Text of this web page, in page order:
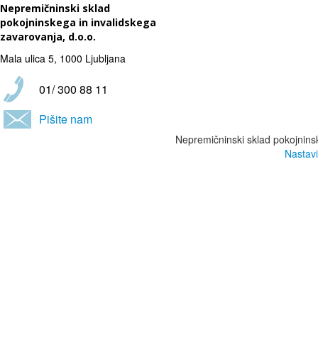
Nepremičninski sklad
pokojninskega in invalidskega
zavarovanja, d.o.o.
Mala ulica 5, 1000 Ljubljana
01/ 300 88 11
Pišite nam
Nepremičninski sklad